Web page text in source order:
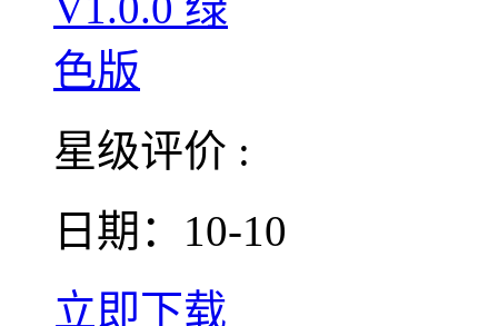
星级评价 :
日期：10-10
立即下载